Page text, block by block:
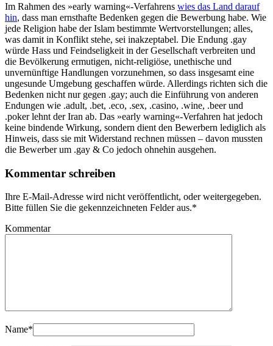
Im Rahmen des »early warning«-Verfahrens wies das Land darauf
hin, dass man ernsthafte Bedenken gegen die Bewerbung habe. Wie
jede Religion habe der Islam bestimmte Wertvorstellungen; alles,
was damit in Konflikt stehe, sei inakzeptabel. Die Endung .gay
würde Hass und Feindseligkeit in der Gesellschaft verbreiten und
die Bevölkerung ermutigen, nicht-religiöse, unethische und
unvernünftige Handlungen vorzunehmen, so dass insgesamt eine
ungesunde Umgebung geschaffen würde. Allerdings richten sich die
Bedenken nicht nur gegen .gay; auch die Einführung von anderen
Endungen wie .adult, .bet, .eco, .sex, .casino, .wine, .beer und
.poker lehnt der Iran ab. Das »early warning«-Verfahren hat jedoch
keine bindende Wirkung, sondern dient den Bewerbern lediglich als
Hinweis, dass sie mit Widerstand rechnen müssen – davon mussten
die Bewerber um .gay & Co jedoch ohnehin ausgehen.
Kommentar schreiben
Ihre E-Mail-Adresse wird nicht veröffentlicht, oder weitergegeben.
Bitte füllen Sie die gekennzeichneten Felder aus.*
Kommentar
Name*